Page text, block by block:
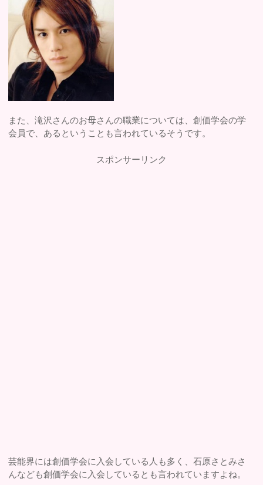
また、滝沢さんのお母さんの職業については、創価学会の学
会員で、あるということも言われているそうです。
スポンサーリンク
芸能界には創価学会に入会している人も多く、石原さとみさ
んなども創価学会に入会しているとも言われていますよね。